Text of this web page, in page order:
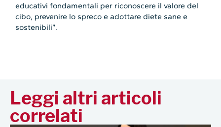
educativi fondamentali per riconoscere il valore del
cibo, prevenire lo spreco e adottare diete sane e
sostenibili”.
Leggi altri articoli
correlati